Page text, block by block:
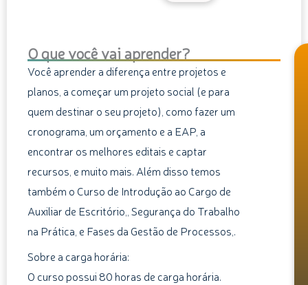
O que você vai aprender?
Você aprender a diferença entre projetos e
planos, a começar um projeto social (e para
quem destinar o seu projeto), como fazer um
cronograma, um orçamento e a EAP, a
encontrar os melhores editais e captar
recursos, e muito mais. Além disso temos
também o Curso de Introdução ao Cargo de
Auxiliar de Escritório,, Segurança do Trabalho
na Prática, e Fases da Gestão de Processos,.
Sobre a carga horária:
O curso possui 80 horas de carga horária.